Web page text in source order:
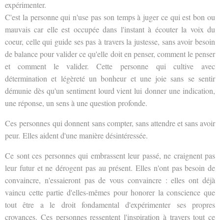
expérimenter.
C'est la personne qui n'use pas son temps à juger ce qui est bon ou
mauvais car elle est occupée dans l'instant à écouter la voix du
coeur, celle qui guide ses pas à travers la justesse, sans avoir besoin
de balance pour valider ce qu'elle doit en penser, comment le penser
et comment le valider. Cette personne qui cultive avec
détermination et légèreté un bonheur et une joie sans se sentir
démunie dès qu'un sentiment lourd vient lui donner une indication,
une réponse, un sens à une question profonde.
Ces personnes qui donnent sans compter, sans attendre et sans avoir
peur. Elles aident d'une manière désintéressée.
Ce sont ces personnes qui embrassent leur passé, ne craignent pas
leur futur et ne dérogent pas au présent. Elles n'ont pas besoin de
convaincre, n'essaieront pas de vous convaincre : elles ont déjà
vaincu cette partie d'elles-mêmes pour honorer la conscience que
tout être a le droit fondamental d'expérimenter ses propres
croyances. Ces personnes ressentent l'inspiration à travers tout ce